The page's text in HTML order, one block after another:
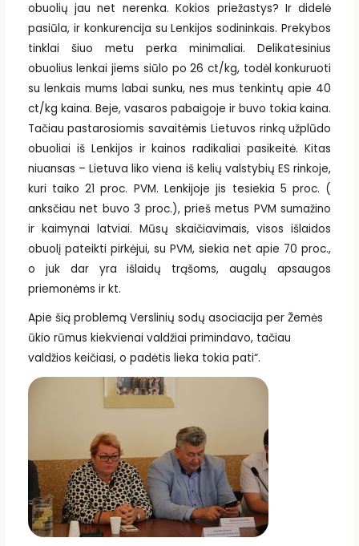
obuolių jau net nerenka. Kokios priežastys? Ir didelė
pasiūla, ir konkurencija su Lenkijos sodininkais. Prekybos
tinklai šiuo metu perka minimaliai. Delikatesinius
obuolius lenkai jiems siūlo po 26 ct/kg, todėl konkuruoti
su lenkais mums labai sunku, nes mus tenkintų apie 40
ct/kg kaina. Beje, vasaros pabaigoje ir buvo tokia kaina.
Tačiau pastarosiomis savaitėmis Lietuvos rinką užplūdo
obuoliai iš Lenkijos ir kainos radikaliai pasikeitė. Kitas
niuansas – Lietuva liko viena iš kelių valstybių ES rinkoje,
kuri taiko 21 proc. PVM. Lenkijoje jis tesiekia 5 proc. (
anksčiau net buvo 3 proc.), prieš metus PVM sumažino
ir kaimynai latviai. Mūsų skaičiavimais, visos išlaidos
obuolį pateikti pirkėjui, su PVM, siekia net apie 70 proc.,
o juk dar yra išlaidų trąšoms, augalų apsaugos
priemonėms ir kt.
Apie šią problemą Verslinių sodų asociacija per Žemės
ūkio rūmus kiekvienai valdžiai primindavo, tačiau
valdžios keičiasi, o padėtis lieka tokia pati“.